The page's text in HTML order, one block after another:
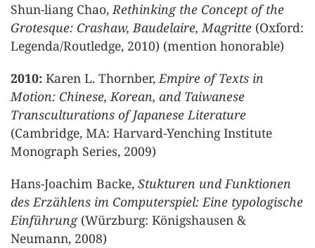
Shun-liang Chao,Rethinking the Concept of the
Grotesque: Crashaw, Baudelaire, Magritte (Oxford:
Legenda/Routledge, 2010) (mention honorable)
2010: Karen L. Thornber,Empire of Texts in
Motion: Chinese, Korean, and Taiwanese
Transculturations of Japanese Literature
(Cambridge, MA: Harvard-Yenching Institute
Monograph Series, 2009)
Hans-Joachim Backe, Stukturen und Funktionen
des Erzählens im Computerspiel: Eine typologische
Einführung(Würzburg: Königshausen &
Neumann, 2008)